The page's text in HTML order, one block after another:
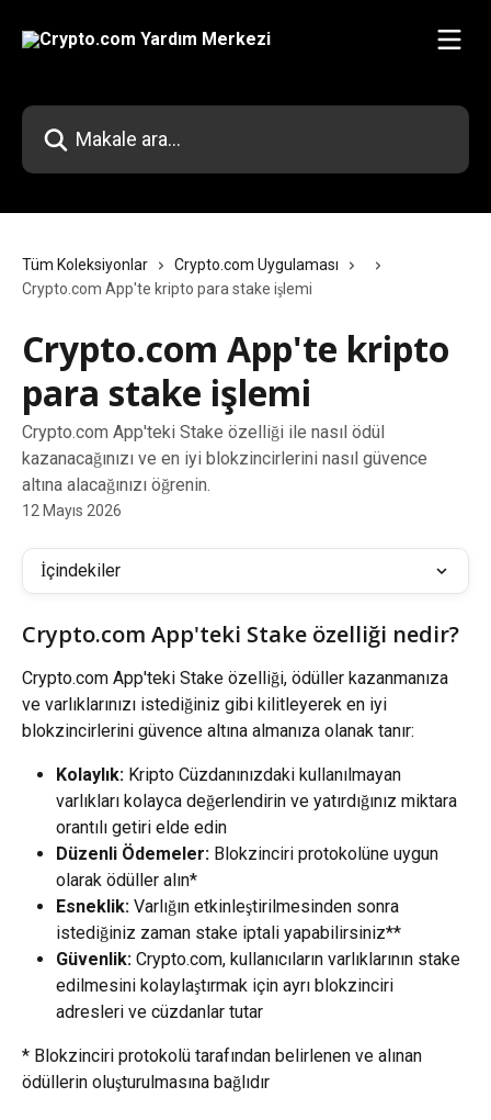
Makale ara...
Tüm Koleksiyonlar
Crypto.com Uygulaması
Crypto.com App'te kripto para stake işlemi
Crypto.com App'te kripto
para stake işlemi
Crypto.com App'teki Stake özelliği ile nasıl ödül
kazanacağınızı ve en iyi blokzincirlerini nasıl güvence
altına alacağınızı öğrenin.
12 Mayıs 2026
İçindekiler
Crypto.com App'teki Stake özelliği nedir?
Crypto.com App'teki Stake özelliği, ödüller kazanmanıza
ve varlıklarınızı istediğiniz gibi kilitleyerek en iyi
blokzincirlerini güvence altına almanıza olanak tanır:
Kolaylık: Kripto Cüzdanınızdaki kullanılmayan
varlıkları kolayca değerlendirin ve yatırdığınız miktara
orantılı getiri elde edin
Düzenli Ödemeler: Blokzinciri protokolüne uygun
olarak ödüller alın*
Esneklik: Varlığın etkinleştirilmesinden sonra
istediğiniz zaman stake iptali yapabilirsiniz**
Güvenlik: Crypto.com, kullanıcıların varlıklarının stake
edilmesini kolaylaştırmak için ayrı blokzinciri
adresleri ve cüzdanlar tutar
* Blokzinciri protokolü tarafından belirlenen ve alınan
ödüllerin oluşturulmasına bağlıdır